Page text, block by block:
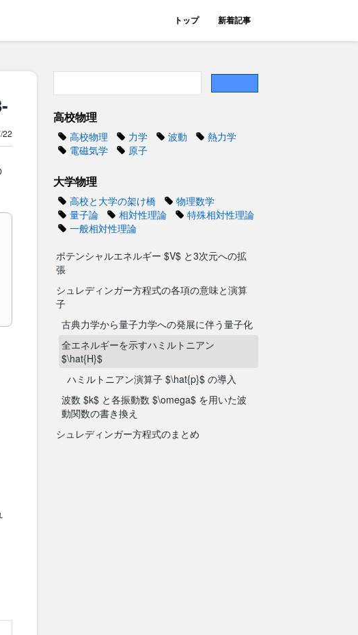
トップ 新着記事
22
= - \dfrac{\hbar^2}{2m}
高校物理
高校物理 力学 波動
熱力学
電磁気学
原子
大学物理
高校と大学の架け橋
物理数学
量子論
相対性理論
特殊相対性理論
一般相対性理論
ポテンシャルエネルギー $V$ と3次元への拡
張
シュレディンガー方程式の各項の意味と演算
子
古典力学から量子力学への発展に伴う量子化
全エネルギーを示すハミルトニアン
$\hat{H}$
ハミルトニアン演算子 $\hat{p}$ の導入
波数 $k$ と各振動数 $\omega$ を用いた波
動関数の書き換え
シュレディンガー方程式のまとめ